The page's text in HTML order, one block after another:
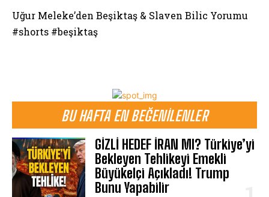
BU HAFTA EN BEĞENILENLER
GİZLİ HEDEF İRAN MI? Türkiye’yi
Bekleyen Tehlikeyi Emekli
Büyükelçi Açıkladı! Trump
Bunu Yapabilir
Uğur Meleke’den Beşiktaş & Slaven Bilic Yorumu
#shorts #beşiktaş